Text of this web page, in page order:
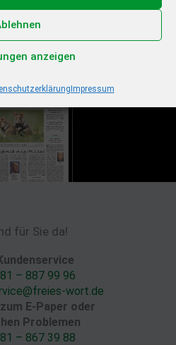
anzeigen
Impressum
lesen und eine 3-tägige
gewinnen!
Deal
für Sie da!
– 887 99 96
wort.de
E-Paper oder
Problemen
– 867 39 88